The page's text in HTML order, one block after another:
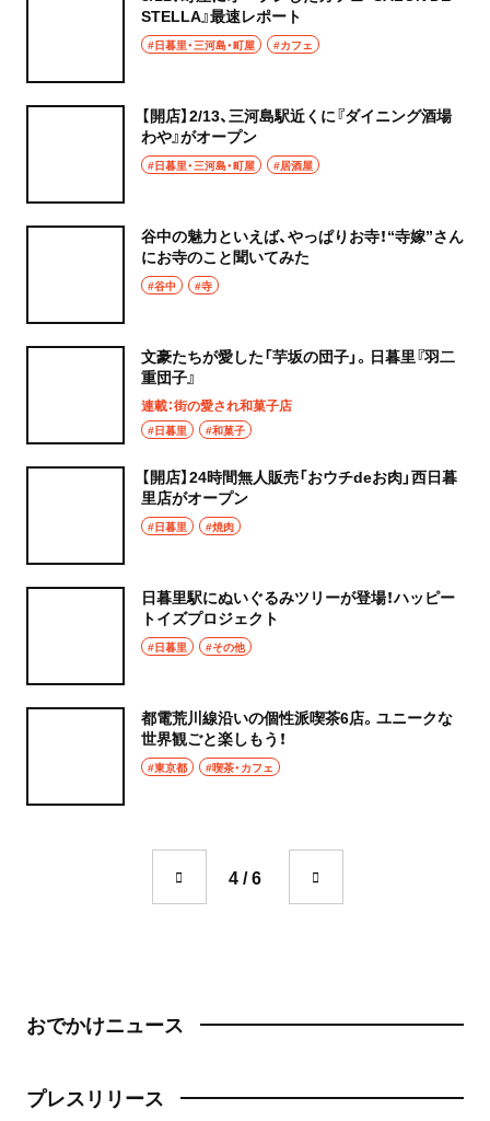
STELLA』最速レポート
#日暮里・三河島・町屋 #カフェ
【開店】2/13、三河島駅近くに『ダイニング酒場
わや』がオープン
#日暮里・三河島・町屋 #居酒屋
谷中の魅力といえば、やっぱりお寺！“寺嫁”さん
にお寺のこと聞いてみた
#谷中 #寺
文豪たちが愛した「芋坂の団子」。日暮里『羽二
重団子』
連載：街の愛され和菓子店
#日暮里 #和菓子
【開店】24時間無人販売「おウチdeお肉」西日暮
里店がオープン
#日暮里 #焼肉
日暮里駅にぬいぐるみツリーが登場！ハッピー
トイズプロジェクト
#日暮里 #その他
都電荒川線沿いの個性派喫茶6店。ユニークな
世界観ごと楽しもう！
#東京都 #喫茶・カフェ
4 / 6
おでかけニュース
プレスリリース